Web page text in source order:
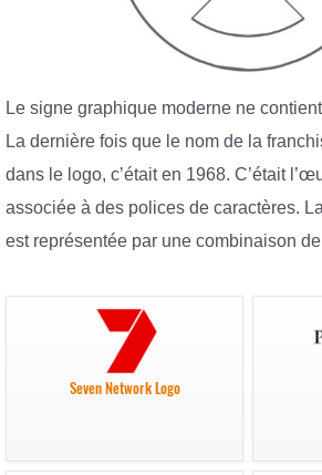
Le signe graphique moderne ne
La dernière fois que le nom de la
dans le logo, c’était en 1968. C’était
associée à des polices de caractères.
est représentée par une combinaison
Seven Network Logo